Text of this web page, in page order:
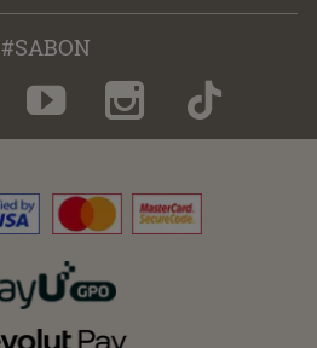
#SABON